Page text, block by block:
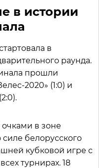
в истории
в
раунда.
прошли
2020» (1:0) и
в зоне
силе белорусского
кубковой игре с
турнирах. 18